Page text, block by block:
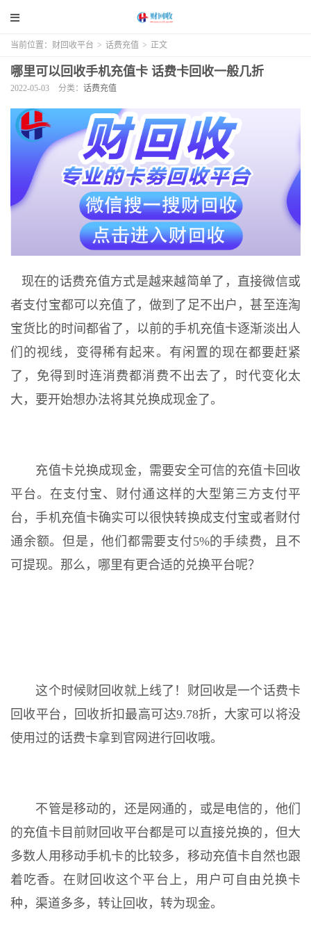
当前位置： 财回收平台 > 话费充值 > 正文
哪里可以回收手机充值卡 话费卡回收一般几折
2022-05-03 分类： 话费充值
现在的话费充值方式是越来越简单了，直接微信或
者支付宝都可以充值了，做到了足不出户，甚至连淘
宝货比的时间都省了，以前的手机充值卡逐渐淡出人
们的视线，变得稀有起来。有闲置的现在都要赶紧
了，免得到时连消费都消费不出去了，时代变化太
大，要开始想办法将其兑换成现金了。
充值卡兑换成现金，需要安全可信的充值卡回收
平台。在支付宝、财付通这样的大型第三方支付平
台，手机充值卡确实可以很快转换成支付宝或者财付
通余额。但是，他们都需要支付5%的手续费，且不
可提现。那么，哪里有更合适的兑换平台呢？
这个时候财回收就上线了！财回收是一个话费卡
回收平台，回收折扣最高可达9.78折，大家可以将没
使用过的话费卡拿到官网进行回收哦。
不管是移动的，还是网通的，或是电信的，他们
的充值卡目前财回收平台都是可以直接兑换的，但大
多数人用移动手机卡的比较多，移动充值卡自然也跟
着吃香。在财回收这个平台上，用户可自由兑换卡
种，渠道多多，转让回收，转为现金。